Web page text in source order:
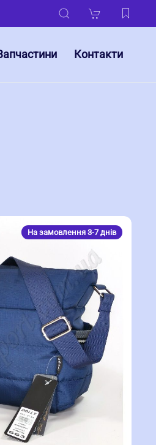
Контакти
На замовлення 3-7 днів